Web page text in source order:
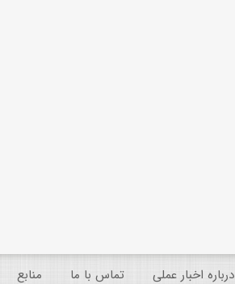
درباره اخبار عملی تماس با ما منابع